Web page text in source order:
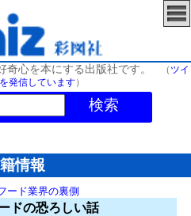
心を本にする出版社です。 （ ツイ
発信しています）
検索
情報
ード業界の裏側
ドの恐ろしい話